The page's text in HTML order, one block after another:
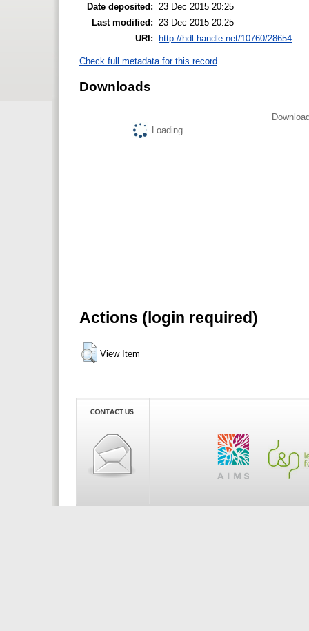
Date deposited:
23 Dec 2015 20:25
Last modified:
23 Dec 2015 20:25
URI:
http://hdl.handle.net/10760/28654
Check full metadata for this record
Downloads
Loading...
Actions (login required)
View Item